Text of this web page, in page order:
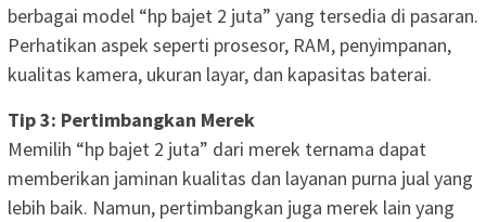
berbagai model “hp bajet 2 juta” yang tersedia di pasaran.
Perhatikan aspek seperti prosesor, RAM, penyimpanan,
kualitas kamera, ukuran layar, dan kapasitas baterai.
Tip 3: Pertimbangkan Merek
Memilih “hp bajet 2 juta” dari merek ternama dapat
memberikan jaminan kualitas dan layanan purna jual yang
lebih baik. Namun, pertimbangkan juga merek lain yang